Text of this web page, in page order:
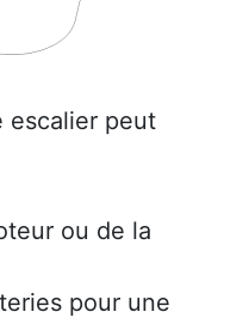
escalier peut
ou de la
pour une